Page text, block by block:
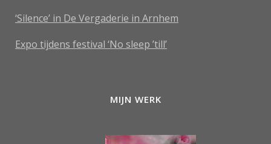
‘Silence’ in De Vergaderie in Arnhem
Expo tijdens festival ‘No sleep ’till’
MIJN WERK